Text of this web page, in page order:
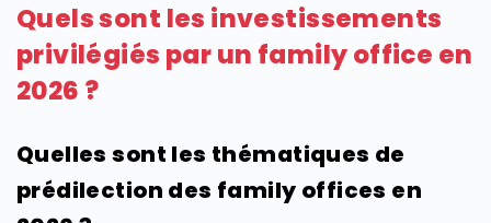
Quels sont les investissements
privilégiés par un family office en
2026 ?
Quelles sont les thématiques de
prédilection des family offices en